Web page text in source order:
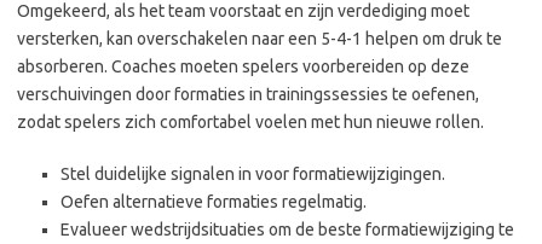
Omgekeerd, als het team voorstaat en zijn verdediging moet
versterken, kan overschakelen naar een 5-4-1 helpen om druk te
absorberen. Coaches moeten spelers voorbereiden op deze
verschuivingen door formaties in trainingssessies te oefenen,
zodat spelers zich comfortabel voelen met hun nieuwe rollen.
Stel duidelijke signalen in voor formatiewijzigingen.
Oefen alternatieve formaties regelmatig.
Evalueer wedstrijdsituaties om de beste formatiewijziging te